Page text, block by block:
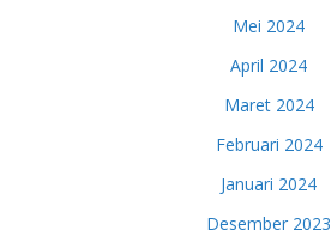
Mei 2024
April 2024
Maret 2024
Februari 2024
Januari 2024
Desember 2023